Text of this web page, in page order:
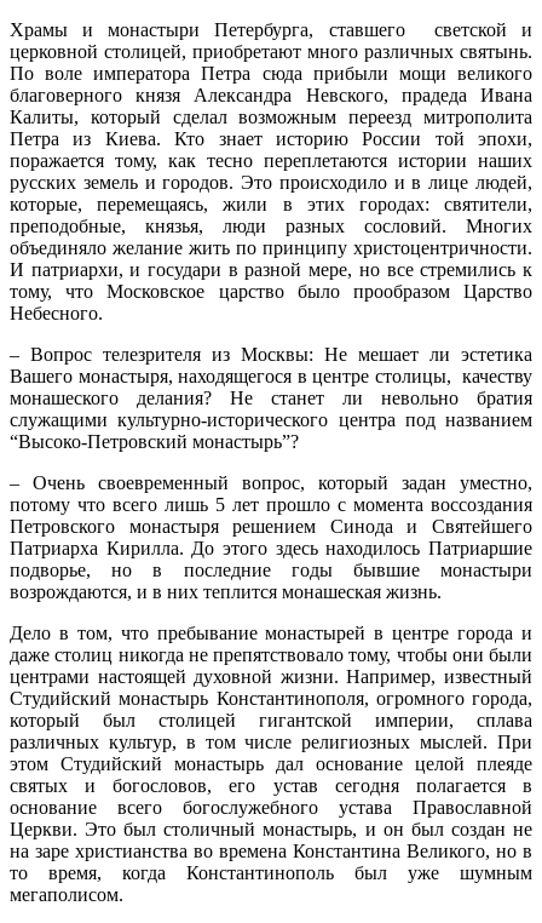
Храмы и монастыри Петербурга, ставшего светской и
церковной столицей, приобретают много различных святынь.
По воле императора Петра сюда прибыли мощи великого
благоверного князя Александра Невского, прадеда Ивана
Калиты, который сделал возможным переезд митрополита
Петра из Киева. Кто знает историю России той эпохи,
поражается тому, как тесно переплетаются истории наших
русских земель и городов. Это происходило и в лице людей,
которые, перемещаясь, жили в этих городах: святители,
преподобные, князья, люди разных сословий. Многих
объединяло желание жить по принципу христоцентричности.
И патриархи, и государи в разной мере, но все стремились к
тому, что Московское царство было прообразом Царство
Небесного.
– Вопрос телезрителя из Москвы: Не мешает ли эстетика
Вашего монастыря, находящегося в центре столицы, качеству
монашеского делания? Не станет ли невольно братия
служащими культурно-исторического центра под названием
“Высоко-Петровский монастырь”?
– Очень своевременный вопрос, который задан уместно,
потому что всего лишь 5 лет прошло с момента воссоздания
Петровского монастыря решением Синода и Святейшего
Патриарха Кирилла. До этого здесь находилось Патриаршие
подворье, но в последние годы бывшие монастыри
возрождаются, и в них теплится монашеская жизнь.
Дело в том, что пребывание монастырей в центре города и
даже столиц никогда не препятствовало тому, чтобы они были
центрами настоящей духовной жизни. Например, известный
Студийский монастырь Константинополя, огромного города,
который был столицей гигантской империи, сплава
различных культур, в том числе религиозных мыслей. При
этом Студийский монастырь дал основание целой плеяде
святых и богословов, его устав сегодня полагается в
основание всего богослужебного устава Православной
Церкви. Это был столичный монастырь, и он был создан не
на заре христианства во времена Константина Великого, но в
то время, когда Константинополь был уже шумным
мегаполисом.